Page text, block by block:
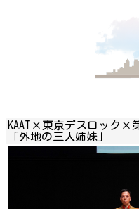
KAAT×東京デスロック×
「外地の三人姉妹」